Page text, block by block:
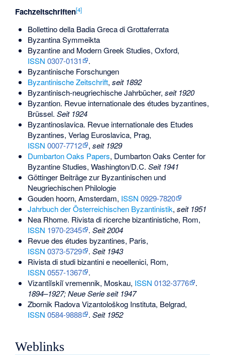
Fachzeitschriften[4]
Bollettino della Badia Greca di Grottaferrata
Byzantina Symmeikta
Byzantine and Modern Greek Studies, Oxford,
ISSN 0307-0131
.
Byzantinische Forschungen
Byzantinische Zeitschrift, seit 1892
Byzantinisch-neugriechische Jahrbücher, seit 1920
Byzantion. Revue internationale des études byzantines,
Brüssel. Seit 1924
Byzantinoslavica. Revue internationale des Etudes
Byzantines, Verlag Euroslavica, Prag,
ISSN 0007-7712 , seit 1929
Dumbarton Oaks Papers, Dumbarton Oaks Center for
Byzantine Studies, Washington/D.C. Seit 1941
Göttinger Beiträge zur Byzantinischen und
Neugriechischen Philologie
Gouden hoorn, Amsterdam, ISSN 0929-7820
Jahrbuch der Österreichischen Byzantinistik, seit 1951
Nea Rhome. Rivista di ricerche bizantinistiche, Rom,
ISSN 1970-2345 . Seit 2004
Revue des études byzantines, Paris,
ISSN 0373-5729 . Seit 1943
Rivista di studi bizantini e neoellenici, Rom,
ISSN 0557-1367
.
Vizantiĭskiĭ vremennik, Moskau, ISSN 0132-3776
.
1894–1927; Neue Serie seit 1947
Zbornik Radova Vizantološkog Instituta, Belgrad,
ISSN 0584-9888 . Seit 1952
Weblinks